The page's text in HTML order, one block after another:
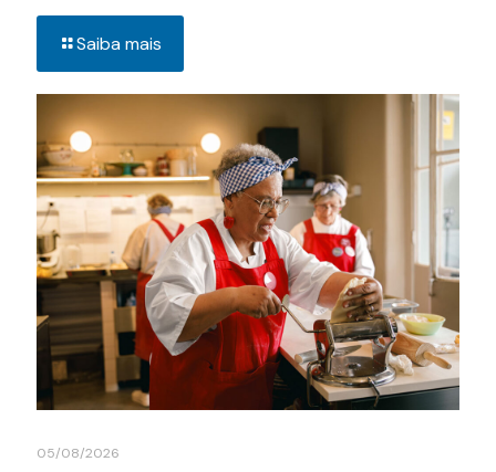
Saiba mais
05/08/2026